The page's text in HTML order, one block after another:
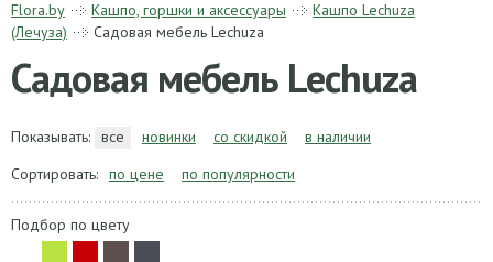
Flora.by Кашпо, горшки и аксессуары
Кашпо Lechuza
(Лечуза)
Садовая мебель Lechuza
Садовая мебель Lechuza
Показывать: все новинки со скидкой
в наличии
Сортировать: по цене по популярности
Подбор по цвету